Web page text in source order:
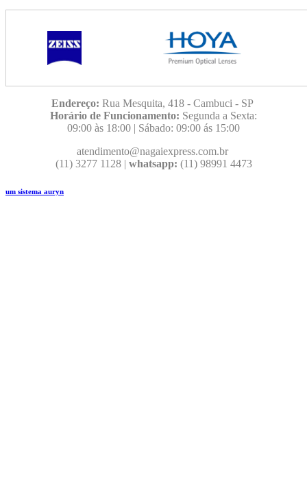
Endereço: Rua Mesquita, 418 - Cambuci - SP
Horário de Funcionamento: Segunda a Sexta:
09:00 às 18:00 | Sábado: 09:00 ás 15:00
atendimento@nagaiexpress.com.br
(11) 3277 1128 | whatsapp: (11) 98991 4473
um sistema auryn